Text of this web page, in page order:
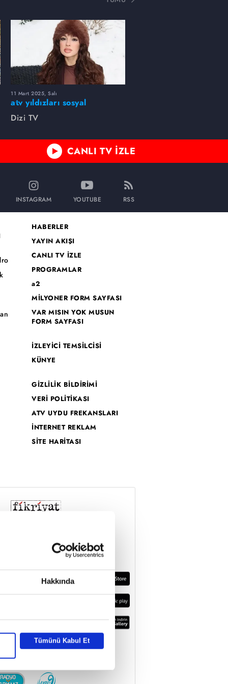
Hakkında
Tümünü Kabul Et
11 Mart 2025, Salı
atv yıldızları sosyal
medyada neler paylaştı?
Dizi TV
CANLI TV İZLE
INSTAGRAM YOUTUBE RSS
HABERLER
YAYIN AKIŞI
CANLI TV İZLE
PROGRAMLAR
a2
MİLYONER FORM SAYFASI
VAR MISIN YOK MUSUN
FORM SAYFASI
İZLEYİCİ TEMSİLCİSİ
KÜNYE
GİZLİLİK BİLDİRİMİ
VERİ POLİTİKASI
ATV UYDU FREKANSLARI
İNTERNET REKLAM
SİTE HARİTASI